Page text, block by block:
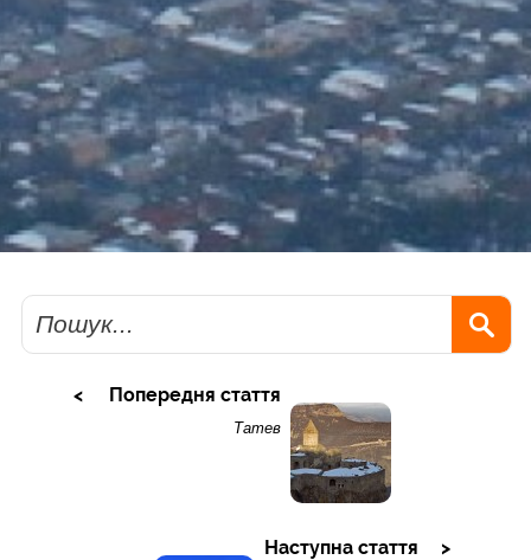
Пошук
Попередня стаття
Татев
Наступна стаття